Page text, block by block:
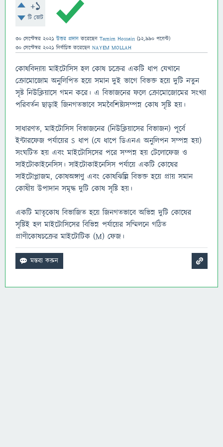
+1
টি ভোট
30 সেপ্টেম্বর 2021 উত্তর প্রদান করেছেন Tamim Hossain (12,990 পয়েন্ট)
30 সেপ্টেম্বর 2021 নির্বাচিত করেছেন NAYEM MOLLAH
কোষবিদ্যায় মাইটোসিস হল কোষ চক্রের একটি ধাপ যেখানে
ক্রোমোজোম অনুলিপিত হয়ে সমান দুই ভাগে বিভক্ত হয়ে দুটি নতুন
সৃষ্ট নিউক্লিয়াসে গমন করে। এ বিভাজনের ফলে ক্রোমোজোমের সংখ্যা
পরিবর্তন ছাড়াই জিনগতভাবে সমবৈশিষ্ট্যসম্পন্ন কোষ সৃষ্টি হয়।
সাধারণত, মাইটোসিস বিভাজনের (নিউক্লিয়াসের বিভাজন) পূর্বে
ইন্টারফেজ পর্যায়ের S ধাপ (যে ধাপে ডিএনএ অনুলিপন সম্পন্ন হয়)
সংঘটিত হয় এবং মাইটোসিসের পরে সম্পন্ন হয় টেলোফেজ ও
সাইটোকাইনেসিস। সাইটোকাইনেসিস পর্যায়ে একটি কোষের
সাইটোপ্লাজম, কোষঅঙ্গাণু এবং কোষঝিল্লি বিভক্ত হয়ে প্রায় সমান
কোষীয় উপাদান সমৃদ্ধ দুটি কোষ সৃষ্টি হয়।
একটি মাতৃকোষ বিভাজিত হয়ে জিনগতভাবে অভিন্ন দুটি কোষের
সৃষ্টিই হল মাইটোসিসের বিভিন্ন পর্যায়ের সম্মিলনে গঠিত
প্রাণীকোষচক্রের মাইটোটিক (M) ফেজ।